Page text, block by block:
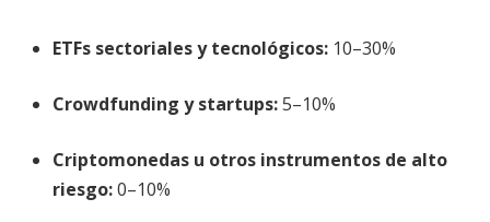
ETFs sectoriales y tecnológicos: 10–30%
Crowdfunding y startups:5–10%
Criptomonedas u otros instrumentos de alto
riesgo:0–10%